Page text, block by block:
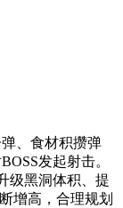
、食材积攒弹
发起射击。
级黑洞体积、提
增高，合理规划